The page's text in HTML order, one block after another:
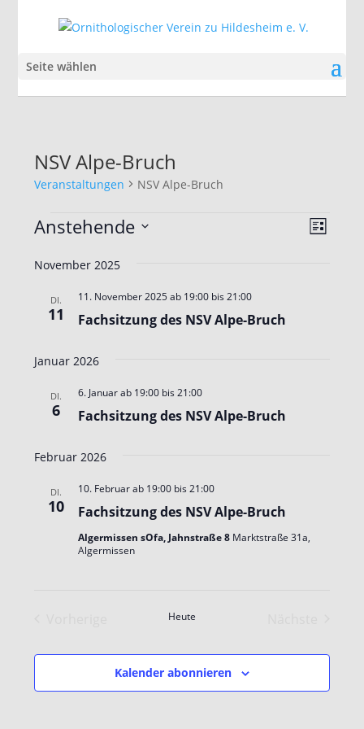
Seite wählen
NSV Alpe-Bruch
Veranstaltungen NSV Alpe-Bruch
Veranstaltungen Liste
Anstehende
wählen.
November 2025
DI.
11 Fachsitzung des NSV Alpe-Bruch
11. November 2025 ab 19:00bis 21:00
Januar 2026
DI.
6 Fachsitzung des NSV Alpe-Bruch
6. Januar ab 19:00bis 21:00
Februar 2026
DI.
10 Fachsitzung des NSV Alpe-Bruch
10. Februar ab 19:00bis 21:00
Algermissen sOfa, Jahnstraße 8 Marktstraße 31a,
Algermissen
Heute
Kalender abonnieren